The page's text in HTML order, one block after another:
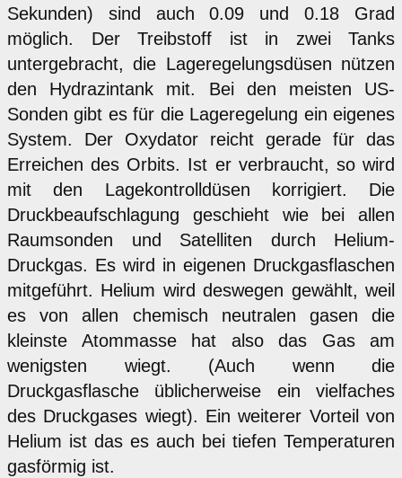
Sekunden) sind auch 0.09 und 0.18 Grad
möglich. Der Treibstoff ist in zwei Tanks
untergebracht, die Lageregelungsdüsen nützen
den Hydrazintank mit. Bei den meisten US-
Sonden gibt es für die Lageregelung ein eigenes
System. Der Oxydator reicht gerade für das
Erreichen des Orbits. Ist er verbraucht, so wird
mit den Lagekontrolldüsen korrigiert. Die
Druckbeaufschlagung geschieht wie bei allen
Raumsonden und Satelliten durch Helium-
Druckgas. Es wird in eigenen Druckgasflaschen
mitgeführt. Helium wird deswegen gewählt, weil
es von allen chemisch neutralen gasen die
kleinste Atommasse hat also das Gas am
wenigsten wiegt. (Auch wenn die
Druckgasflasche üblicherweise ein vielfaches
des Druckgases wiegt). Ein weiterer Vorteil von
Helium ist das es auch bei tiefen Temperaturen
gasförmig ist.